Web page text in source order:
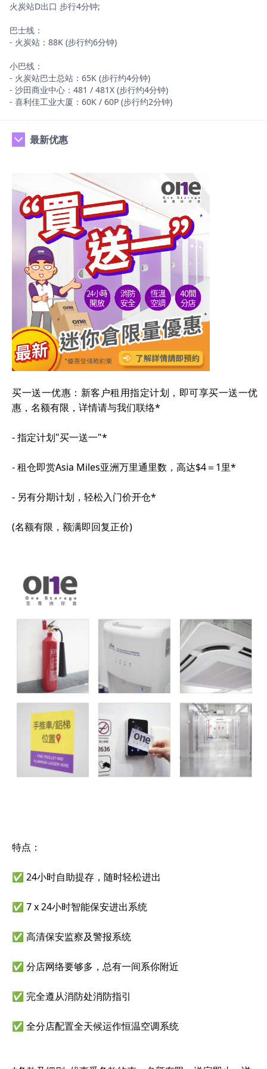
火炭站D出口 步行4分钟;
巴士线：
- 火炭站：88K (步行约6分钟)
小巴线：
- 火炭站巴士总站：65K (步行约4分钟)
- 沙田商业中心：481 / 481X (步行约4分钟)
- 喜利佳工业大厦：60K / 60P (步行约2分钟)
最新优惠
买一送一优惠：新客户租用指定计划，即可享买一送一优
惠，名额有限，详情请与我们联络*
- 指定计划"买一送一"*
- 租仓即赏Asia Miles亚洲万里通里数，高达$4＝1里*
- 另有分期计划，轻松入门价开仓*
(名额有限，额满即回复正价)
特点：
✅ 24小时自助提存，随时轻松进出
✅ 7 x 24小时智能保安进出系统
✅ 高清保安监察及警报系统
✅ 分店网络要够多，总有一间系你附近
✅ 完全遵从消防处消防指引
✅ 全分店配置全天候运作恒温空调系统